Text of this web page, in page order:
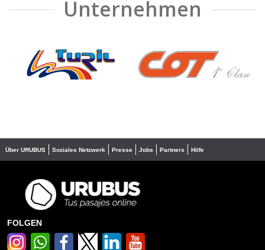
Unternehmen
❮ ❯
Über URUBUS Soziales Netzwerk Presse Jobs Partners Hilfe
FOLGEN